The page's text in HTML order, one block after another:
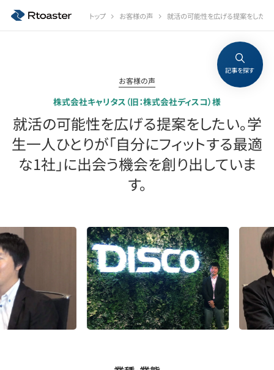
トップ お客様の声 就活の可能性を広げる提案をしたい
お客様の声
株式会社キャリタス（旧：株式会社ディスコ）様
就活の可能性を広げる提案をしたい。学
生一人ひとりが「自分にフィットする最適
な1社」に出会う機会を創り出していま
す。
記事を探す